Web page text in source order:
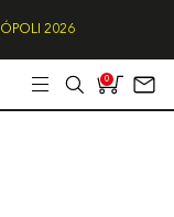
2026
0